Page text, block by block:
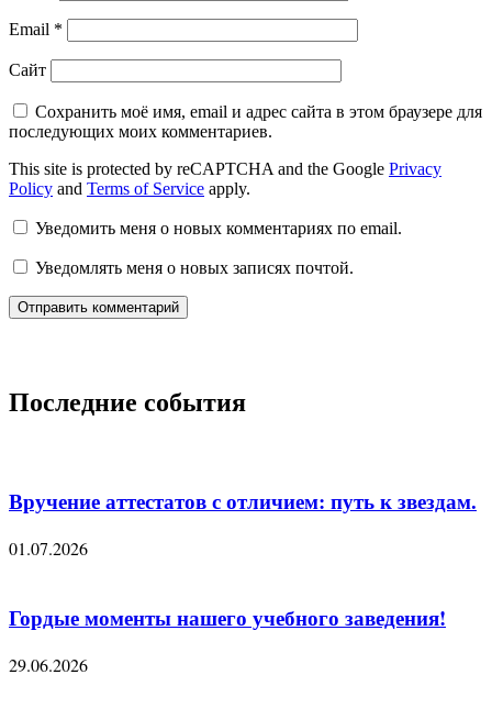
Email *
Сайт
Сохранить моё имя, email и адрес сайта в этом браузере для
последующих моих комментариев.
This site is protected by reCAPTCHA and the Google Privacy
Policy and Terms of Service apply.
Уведомить меня о новых комментариях по email.
Уведомлять меня о новых записях почтой.
Последние события
Вручение аттестатов с отличием: путь к звездам.
01.07.2026
Гордые моменты нашего учебного заведения!
29.06.2026